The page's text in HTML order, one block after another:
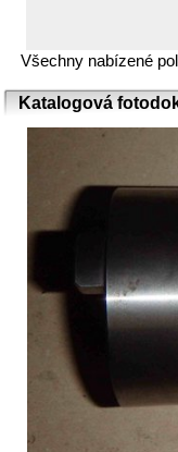
Všechny nabízené
Katalogová